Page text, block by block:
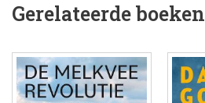
Gerelateerde boeken